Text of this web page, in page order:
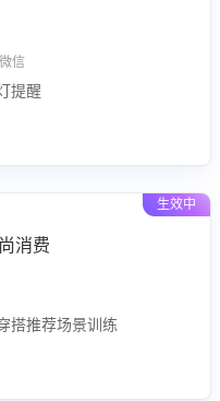
信
提醒
生效中
消费
搭推荐场景训练